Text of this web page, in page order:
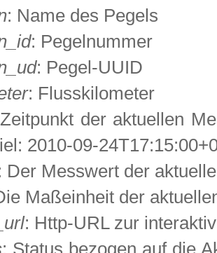
: Name des Pegels
: Pegelnummer
: Pegel-UUID
: Flusskilometer
der aktuellen
2010-09-
Der Messwert der
Maßeinheit der
: Http-URL zur
: Status bezogen auf die